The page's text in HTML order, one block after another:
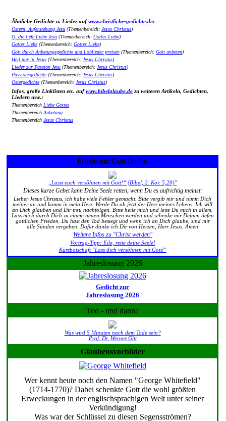
Ähnliche Gedichte u. Lieder aufwww.christliche-gedichte.de:
Ostern, Auferstehung Jesu (Themenbereich: Jesus Christus)
O, die tiefe Liebe Jesu (Themenbereich: Gottes Liebe)
Gottes Liebe(Themenbereich: Gottes Liebe)
Gott durch Anbetungsgedichte und Loblieder preisen (Themenbereich: Gott anbeten)
Heil nur in Jesus (Themenbereich: Jesus Christus)
Lieder zur Passion Jesu (Themenbereich: Jesus Christus)
Passionsgedichte(Themenbereich: Jesus Christus)
Ostergedichte(Themenbereich: Jesus Christus)
Infos, große Linklisten etc. aufwww.bibelglaube.de zu weiteren Artikeln, Gedichten,
Liedern usw.:
Themenbereich Liebe Gottes
ThemenbereichAnbetung
Themenbereich Jesus Christus
Friede mit Gott finden
„Lasst euch versöhnen mit Gott!“ (Bibel, 2. Kor. 5,20)"
Dieses kurze Gebet kann Deine Seele retten, wenn Du es aufrichtig meinst:
Lieber Jesus Christus, ich habe viele Fehler gemacht. Bitte vergib mir und nimm Dich
meiner an und komm in mein Herz. Werde Du ab jetzt der Herr meines Lebens. Ich will
an Dich glauben und Dir treu nachfolgen. Bitte heile mich und leite Du mich in allem.
Lass mich durch Dich zu einem neuen Menschen werden und schenke mir Deinen tiefen
göttlichen Frieden. Du hast den Tod besiegt und wenn ich an Dich glaube, sind mir
alle Sünden vergeben. Dafür danke ich Dir von Herzen, Herr Jesus. Amen
Weitere Infos zu "Christ werden"
Vortrag-Tipp: Eile, rette deine Seele!
Kurzbotschaft "Lass dich versöhnen mit Gott!"
Jahreslosung 2026
Gedicht zur
Jahreslosung 2026
Tod - und dann?
Was wird 5 Minuten nach dem Tode sein?
Prof. Dr. Werner Gitt
Glaubensvorbilder
Wer kennt heute noch den Namen "George Whitefield"
(1714-1770)? Dabei schenkte Gott die wohl größten
Erweckungen in der englischsprachigen Welt unter seiner
Verkündigung!
Was war der Schlüssel zu diesen Segensströmen?